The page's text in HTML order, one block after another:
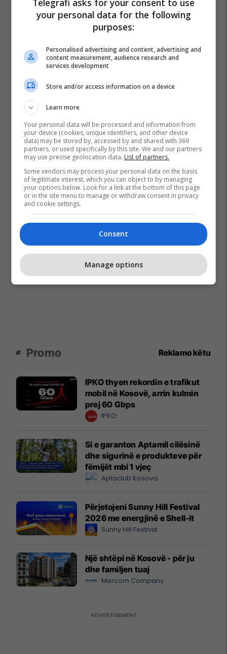
Faouzi Ghoulam Transferimet Chelsea
Promo Reklamo këtu
IPKO thyen rekordin e trafikut
mobil në Kosovë, arrin kulmin
prej 60 Gbps
IPKO
Si e garanton Aptamil cilësinë
dhe sigurinë e produkteve për
fëmijët mbi 1 vjeç
Aptaclub Kosova
Përjetojeni Sunny Hill Festival
2026 me energjinë e Shell-it
Sunny Hill Festival
Një shtëpi në Kosovë - për ju
dhe familjen tuaj
Mercom Company
Telegrafi asks for your consent to use
your personal data for the following
purposes:
Personalised advertising and content, advertising and
content measurement, audience research and
services development
Store and/or access information on a device
Learn more
Your personal data will be processed and information from
your device (cookies, unique identifiers, and other device
data) may be stored by, accessed by and shared with 369
partners, or used specifically by this site. We and our partners
may use precise geolocation data. List of partners.
Some vendors may process your personal data on the basis
of legitimate interest, which you can object to by managing
your options below. Look for a link at the bottom of this page
or in the site menu to manage or withdraw consent in privacy
and cookie settings.
Consent
Manage options